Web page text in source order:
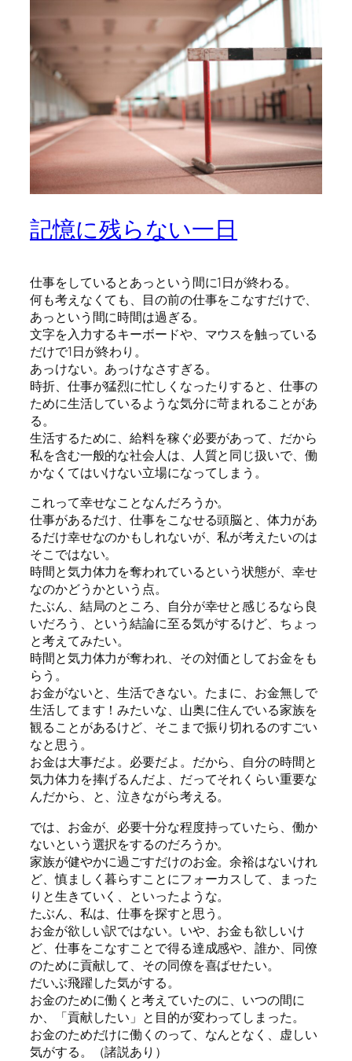
記憶に残らない一日
仕事をしているとあっという間に1日が終わる。
何も考えなくても、目の前の仕事をこなすだけで、
あっという間に時間は過ぎる。
文字を入力するキーボードや、マウスを触っている
だけで1日が終わり。
あっけない。あっけなさすぎる。
時折、仕事が猛烈に忙しくなったりすると、仕事の
ために生活しているような気分に苛まれることがあ
る。
生活するために、給料を稼ぐ必要があって、だから
私を含む一般的な社会人は、人質と同じ扱いで、働
かなくてはいけない立場になってしまう。
これって幸せなことなんだろうか。
仕事があるだけ、仕事をこなせる頭脳と、体力があ
るだけ幸せなのかもしれないが、私が考えたいのは
そこではない。
時間と気力体力を奪われているという状態が、幸せ
なのかどうかという点。
たぶん、結局のところ、自分が幸せと感じるなら良
いだろう、という結論に至る気がするけど、ちょっ
と考えてみたい。
時間と気力体力が奪われ、その対価としてお金をも
らう。
お金がないと、生活できない。たまに、お金無しで
生活してます！みたいな、山奥に住んでいる家族を
観ることがあるけど、そこまで振り切れるのすごい
なと思う。
お金は大事だよ。必要だよ。だから、自分の時間と
気力体力を捧げるんだよ、だってそれくらい重要な
んだから、と、泣きながら考える。
では、お金が、必要十分な程度持っていたら、働か
ないという選択をするのだろうか。
家族が健やかに過ごすだけのお金。余裕はないけれ
ど、慎ましく暮らすことにフォーカスして、まった
りと生きていく、といったような。
たぶん、私は、仕事を探すと思う。
お金が欲しい訳ではない。いや、お金も欲しいけ
ど、仕事をこなすことで得る達成感や、誰か、同僚
のために貢献して、その同僚を喜ばせたい。
だいぶ飛躍した気がする。
お金のために働くと考えていたのに、いつの間に
か、「貢献したい」と目的が変わってしまった。
お金のためだけに働くのって、なんとなく、虚しい
気がする。（諸説あり）